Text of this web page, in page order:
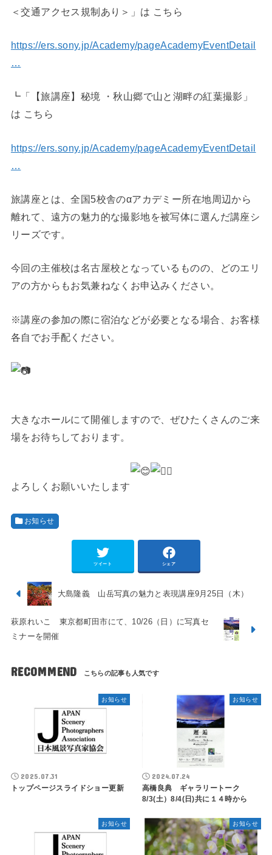
＜交通アクセス規制あり＞」は こちら
https://ers.sony.jp/Academy/pageAcademyEventDetail
…
┗「【旅講座】秘境 ・秋山郷で山と湖畔の紅葉撮影」
は こちら
https://ers.sony.jp/Academy/pageAcademyEventDetail
…
旅講座とは、全国5校舎のαアカデミー所在地周辺から
離れて、遠方の魅力的な撮影地を被写体に選んだ講座シ
リーズです。
今回の主催校は名古屋校となっているものの、どのエリ
アの方からもお気兼ねなくお申込みください。
※講座の参加の際に宿泊などが必要となる場合、お客様
各自でお手配ください。
大きなホールにて開催しますので、ぜひたくさんのご来
場をお待ちしております。
よろしくお願いいたします
お知らせ
ツイート シェア
大島隆義 山岳写真の魅力と表現講座9月25日（木）
萩原れいこ 東京都町田市にて、10/26（日）に写真セ
ミナーを開催
RECOMMEND
お知らせ
2025.07.31
トップページスライドショー更新
お知らせ
2024.07.24
高橋良典 ギャラリートーク
8/3(土）8/4(日)共に１４時から
お知らせ お知らせ